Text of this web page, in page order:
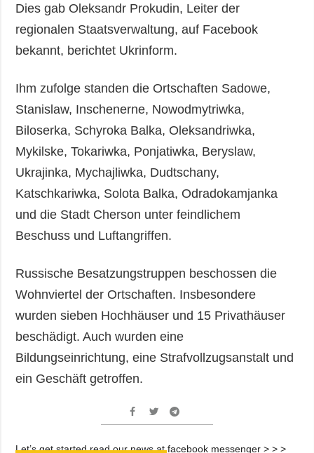
Dies gab Oleksandr Prokudin, Leiter der
regionalen Staatsverwaltung, auf Facebook
bekannt, berichtet Ukrinform.
Ihm zufolge standen die Ortschaften Sadowe,
Stanislaw, Inschenerne, Nowodmytriwka,
Biloserka, Schyroka Balka, Oleksandriwka,
Mykilske, Tokariwka, Ponjatiwka, Beryslaw,
Ukrajinka, Mychajliwka, Dudtschany,
Katschkariwka, Solota Balka, Odradokamjanka
und die Stadt Cherson unter feindlichem
Beschuss und Luftangriffen.
Russische Besatzungstruppen beschossen die
Wohnviertel der Ortschaften. Insbesondere
wurden sieben Hochhäuser und 15 Privathäuser
beschädigt. Auch wurden eine
Bildungseinrichtung, eine Strafvollzugsanstalt und
ein Geschäft getroffen.
Let’s get started read our news at facebook messenger > > >